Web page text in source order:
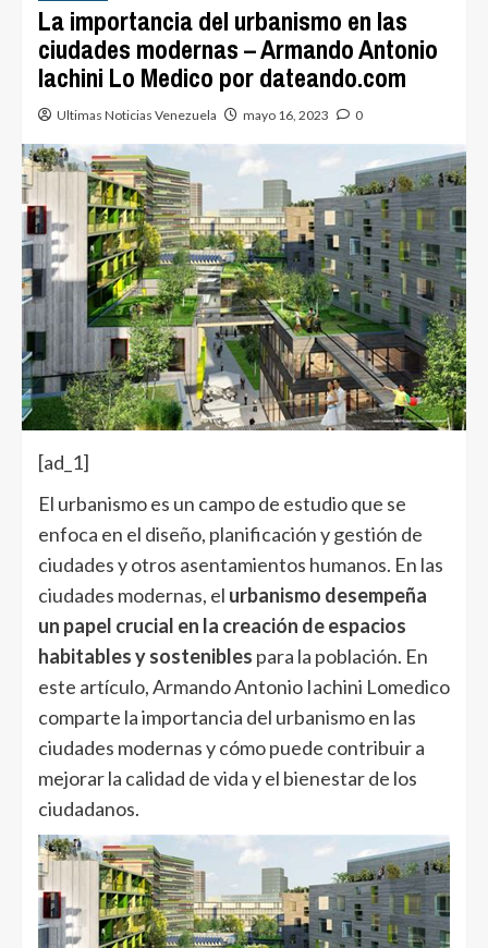
La importancia del urbanismo en las
ciudades modernas – Armando Antonio
Iachini Lo Medico por dateando.com
Ultimas Noticias Venezuela mayo 16, 2023 0
[ad_1]
El urbanismo es un campo de estudio que se
enfoca en el diseño, planificación y gestión de
ciudades y otros asentamientos humanos. En las
ciudades modernas, el urbanismo desempeña
un papel crucial en la creación de espacios
habitables y sostenibles para la población. En
este artículo, Armando Antonio Iachini Lomedico
comparte la importancia del urbanismo en las
ciudades modernas y cómo puede contribuir a
mejorar la calidad de vida y el bienestar de los
ciudadanos.